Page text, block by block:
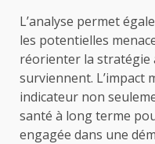
L’analyse permet
les potentielles
réorienter la stratégie
surviennent. L’impact
indicateur non
santé à long terme
engagée dans une